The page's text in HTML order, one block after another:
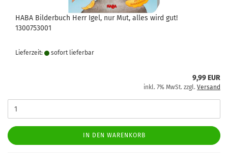
HABA Bilderbuch Herr Igel, nur Mut, alles wird gut!
1300753001
Lieferzeit: sofort lie­fer­bar
9,99 EUR
inkl. 7% MwSt. zzgl. Versand
IN DEN WARENKORB